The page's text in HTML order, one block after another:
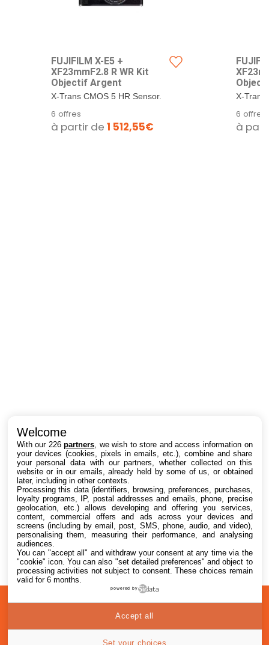
FUJIFILM X-E5 +
XF23mmF2.8 R WR Kit
Objectif Argent
X-Trans CMOS 5 HR Sensor.
6 offres
à partir de 1 512,55€
X-Trans
6 offres
à
Intéressant ? Partagez !
A
Confidentialité
© 2012-2026
Welcome
With our 226partners , we wish to store and access information on
your devices (cookies, pixels in emails, etc.), combine and share
your personal data with our partners, whether collected on this
website or in our emails, already held by some of us, or obtained
later, including in other contexts.
Processing this data (identifiers, browsing, preferences, purchases,
loyalty programs, IP, postal addresses and emails, phone, precise
geolocation, etc.) allows developing and offering you services,
content, commercial offers and ads across your devices and
screens (including by email, post, SMS, phone, audio, and video),
personalising them, measuring their performance, and analysing
audiences.
You can "accept all" and withdraw your consent at any time via the
"cookie" icon. You can also "set detailed preferences" and object to
processing activities not subject to consent. These choices remain
valid for 6 months.
powered by
Set your choices
Accept all